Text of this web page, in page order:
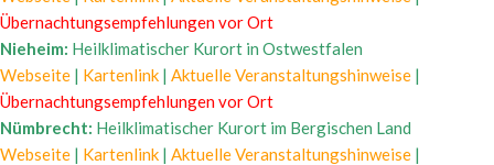
Übernachtungsempfehlungen vor Ort
Nieheim: Heilklimatischer Kurort in Ostwestfalen
Webseite | Kartenlink | Aktuelle Veranstaltungshinweise |
Übernachtungsempfehlungen vor Ort
Nümbrecht: Heilklimatischer Kurort im Bergischen Land
Webseite | Kartenlink | Aktuelle Veranstaltungshinweise |